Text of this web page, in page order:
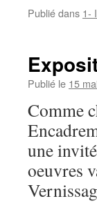
Publié dans 1-
Publié le 15
Comme
une
oeuvres